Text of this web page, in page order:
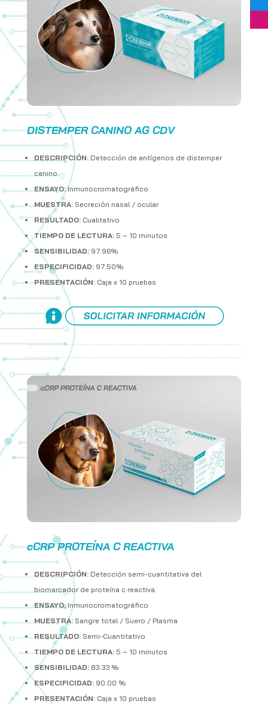
DISTEMPER CANINO AG CDV
DESCRIPCIÓN: Detección de antígenos de distemper
canino.
ENSAYO:Inmunocromatográfico
MUESTRA: Secreción nasal / ocular
RESULTADO: Cualitativo
TIEMPO DE LECTURA: 5 – 10 minutos
SENSIBILIDAD: 97.96%
ESPECIFICIDAD: 97.50%
PRESENTACIÓN: Caja x 10 pruebas
cCRP PROTEÍNA C REACTIVA
DESCRIPCIÓN: Detección semi-cuantitativa del
biomarcador de proteína c reactiva.
ENSAYO:Inmunocromatográfico
MUESTRA: Sangre total / Suero / Plasma
RESULTADO: Semi-Cuantitativo
TIEMPO DE LECTURA: 5 – 10 minutos
SENSIBILIDAD: 83.33 %
ESPECIFICIDAD: 90.00 %
PRESENTACIÓN: Caja x 10 pruebas